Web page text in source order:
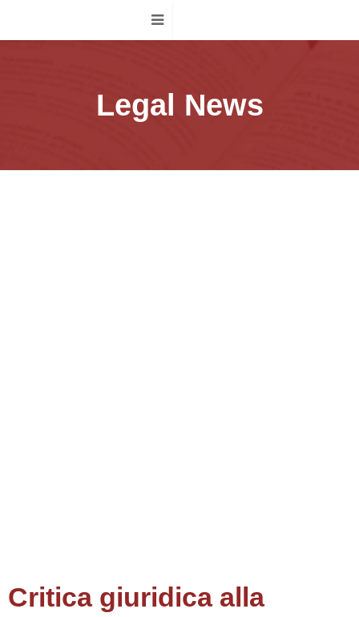
Legal News
Critica giuridica alla